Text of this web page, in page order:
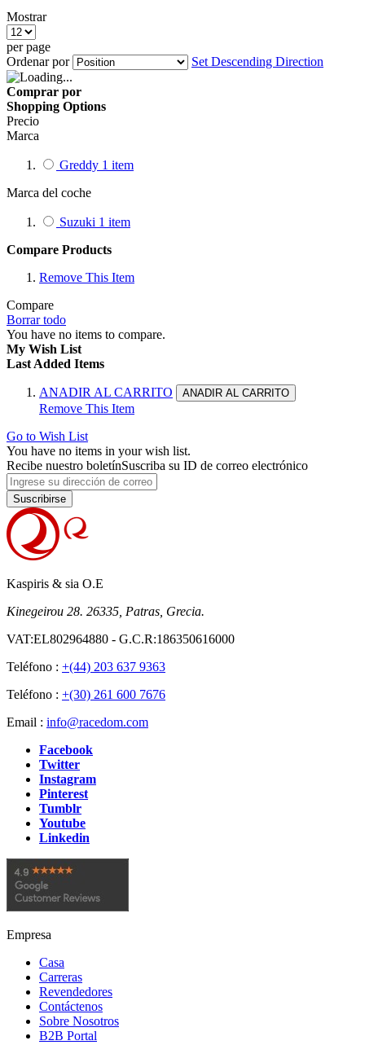
Mostrar
per page
Ordenar por
Set Descending Direction
Comprar por
Shopping Options
Precio
Marca
Greddy 1 item
Marca del coche
Suzuki 1 item
Compare Products
Remove This Item
Compare
Borrar todo
You have no items to compare.
My Wish List
Last Added Items
ANADIR AL CARRITO ANADIR AL CARRITO
Remove This Item
Go to Wish List
You have no items in your wish list.
Recibe nuestro boletínSuscriba su ID de correo electrónico
Suscribirse
Kaspiris & sia O.E
Kinegeirou 28. 26335, Patras, Grecia.
VAT:EL802964880 - G.C.R:186350616000
Teléfono : +(44) 203 637 9363
Teléfono : +(30) 261 600 7676
Email : info@racedom.com
Facebook
Twitter
Instagram
Pinterest
Tumblr
Youtube
Linkedin
Empresa
Casa
Carreras
Revendedores
Contáctenos
Sobre Nosotros
B2B Portal